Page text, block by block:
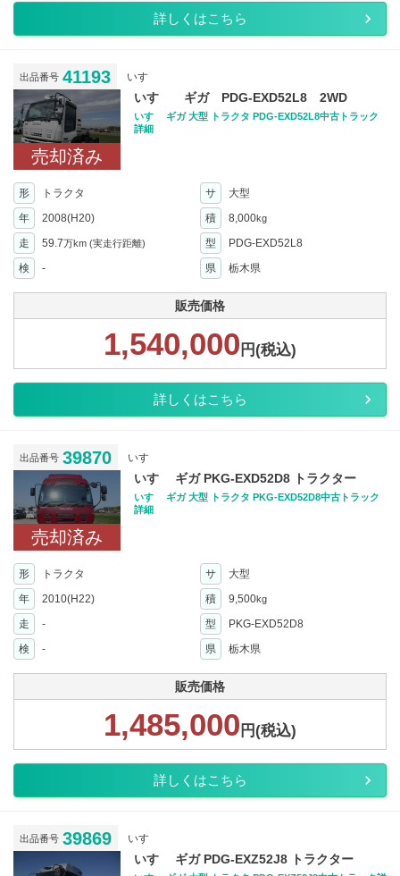
詳しくはこちら
出品番号 41193 いすゞ
売却済み
いすゞ ギガ PDG-EXD52L8 2WD
いすゞ ギガ 大型 トラクタ PDG-EXD52L8中古トラック
詳細
形 トラクタ サ
大型
年
2008(H20) 積 8,000kg
走 59.7万km (実走行距離) 型
PDG-EXD52L8
検
- 県 栃木県
販売価格
1,540,000 円(税込)
詳しくはこちら
出品番号 39870 いすゞ
売却済み
いすゞ ギガ PKG-EXD52D8 トラクター
いすゞ ギガ 大型 トラクタ PKG-EXD52D8中古トラック
詳細
形 トラクタ サ
大型
年
2010(H22) 積 9,500kg
走 - 型
PKG-EXD52D8
検
- 県 栃木県
販売価格
1,485,000 円(税込)
詳しくはこちら
出品番号 39869 いすゞ
いすゞ ギガ PDG-EXZ52J8 トラクター